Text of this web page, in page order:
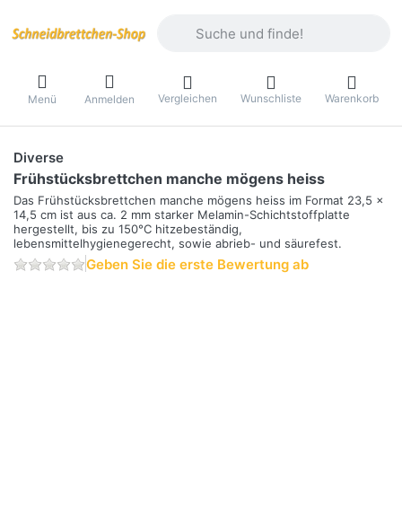
Menü Anmelden Vergleichen Wunschliste Warenkorb
Diverse
Frühstücksbrettchen manche mögens heiss
Das Frühstücksbrettchen manche mögens heiss im Format 23,5 x
14,5 cm ist aus ca. 2 mm starker Melamin-Schichtstoffplatte
hergestellt, bis zu 150°C hitzebeständig,
lebensmittelhygienegerecht, sowie abrieb- und säurefest.
Geben Sie die erste Bewertung ab